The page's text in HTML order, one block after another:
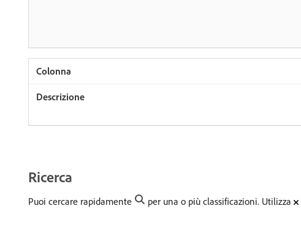
Ricerca
Puoi cercare rapidamente per una o più classificazioni. Utilizza